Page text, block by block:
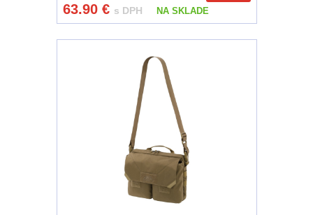
Nosičy a vesty65
45
Ponča a pláštěnky11
63.90 € s DPH NA SKLADE